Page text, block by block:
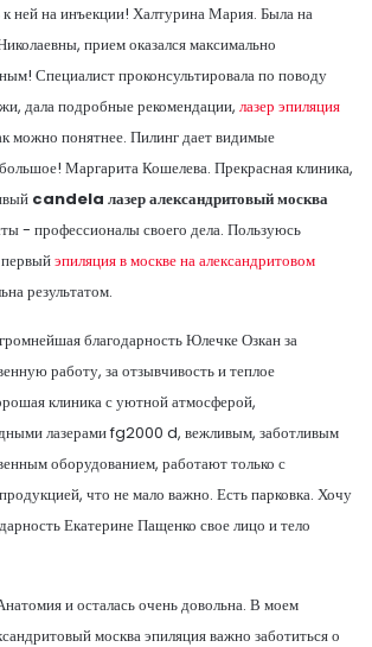
к ней на инъекции! Халтурина Мария. Была на
прием оказался максимально
Специалист проконсультировала по поводу
дала подробные рекомендации, лазер эпиляция
можно понятнее. Пилинг дает видимые
Маргарита Кошелева. Прекрасная клиника,
candela лазер александритовый москва
- профессионалы своего дела. Пользуюсь
эпиляция в москве на александритовом
результатом.
благодарность Юлечке Озкан за
работу, за отзывчивость и теплое
клиника с уютной атмосферой,
лазерами fg2000 d, вежливым, заботливым
оборудованием, работают только с
что не мало важно. Есть парковка. Хочу
Екатерине Пащенко свое лицо и тело
и осталась очень довольна. В моем
москва эпиляция важно заботиться о